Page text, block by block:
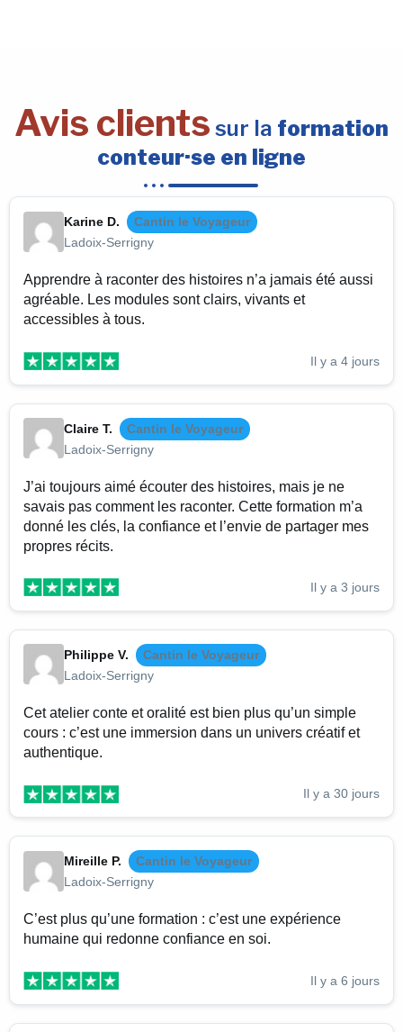
Avis clients sur la formation
conteur·se en ligne
Karine D.
Cantin le Voyageur
Ladoix-Serrigny
Apprendre à raconter des histoires n’a jamais été aussi
agréable. Les modules sont clairs, vivants et
accessibles à tous.
Il y a 4 jours
Claire T.
Cantin le Voyageur
Ladoix-Serrigny
J’ai toujours aimé écouter des histoires, mais je ne
savais pas comment les raconter. Cette formation m’a
donné les clés, la confiance et l’envie de partager mes
propres récits.
Il y a 3 jours
Philippe V.
Cantin le Voyageur
Ladoix-Serrigny
Cet atelier conte et oralité est bien plus qu’un simple
cours : c’est une immersion dans un univers créatif et
authentique.
Il y a 30 jours
Mireille P.
Cantin le Voyageur
Ladoix-Serrigny
C’est plus qu’une formation : c’est une expérience
humaine qui redonne confiance en soi.
Il y a 6 jours